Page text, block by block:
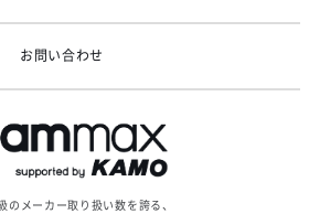
お問い合わせ
のメーカー取り扱い数を誇る、